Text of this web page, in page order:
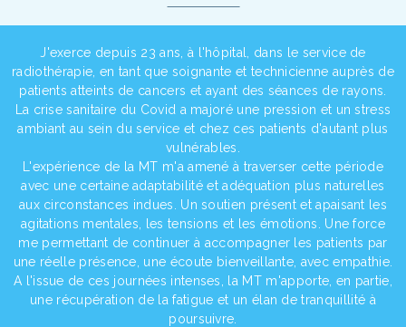
J'exerce depuis 23 ans, à l'hôpital, dans le service de
radiothérapie, en tant que soignante et technicienne auprès de
patients atteints de cancers et ayant des séances de rayons.
La crise sanitaire du Covid a majoré une pression et un stress
ambiant au sein du service et chez ces patients d'autant plus
vulnérables.
L'expérience de la MT m'a amené à traverser cette période
avec une certaine adaptabilité et adéquation plus naturelles
aux circonstances indues. Un soutien présent et apaisant les
agitations mentales, les tensions et les émotions. Une force
me permettant de continuer à accompagner les patients par
une réelle présence, une écoute bienveillante, avec empathie.
A l'issue de ces journées intenses, la MT m'apporte, en partie,
une récupération de la fatigue et un élan de tranquillité à
poursuivre.